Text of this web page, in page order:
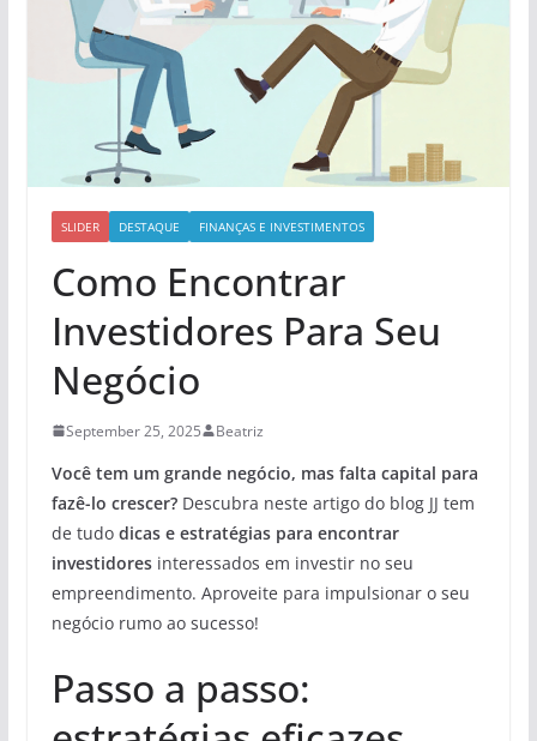
SLIDER DESTAQUE FINANÇAS E INVESTIMENTOS
Como Encontrar
Investidores Para Seu
Negócio
September 25, 2025 Beatriz
Você tem um grande negócio, mas falta capital para
fazê-lo crescer?Descubra neste artigo do blog JJ tem
de tudo dicas e estratégias para encontrar
investidoresinteressados em investir no seu
empreendimento. Aproveite para impulsionar o seu
negócio rumo ao sucesso!
Passo a passo: